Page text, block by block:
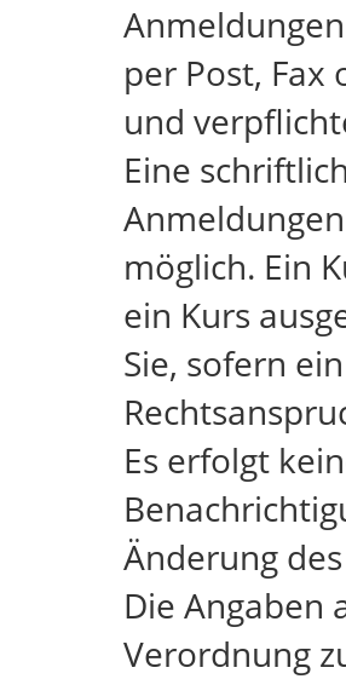
per Post,
und
Eine
möglich. Ein
ein Kurs
Sie, sofern
Es erfolgt
Änderung
Die Angaben
Verordnung